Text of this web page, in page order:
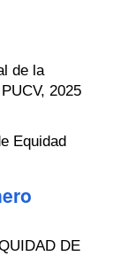
de la
2025
Equidad
DE